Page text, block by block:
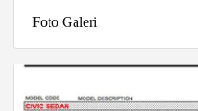
Foto Galeri